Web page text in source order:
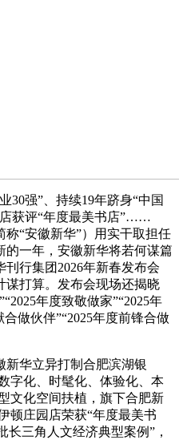
强”、持续19年跻身“中国
店获评“年度最美书店”……
称“安徽新华”）用实干取担任
一年，安徽新华将若何谋篇
行集团2026年新春发布会
谋打算。发布会现场还揭晓
年度致敬做家”“2025年
做伙伴”“2025年度前锋合做
华立异打制合肥滨湖银
字化、时髦化、体验化、本
文化空间扶植，旗下合肥新
顿庄园店荣获“年度最美书
长三角人文经济典型案例”，